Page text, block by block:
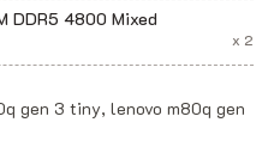
DDR5 4800 Mixed
x 2
gen 3 tiny, lenovo m80q gen